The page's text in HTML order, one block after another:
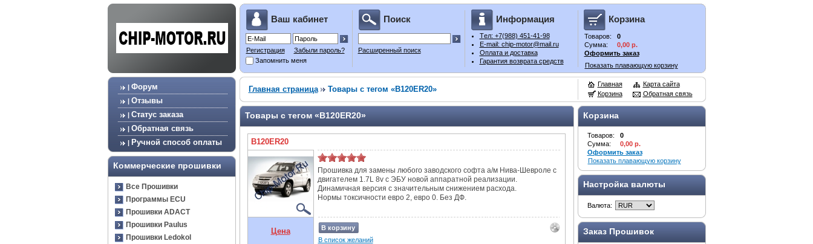
Ваш кабинет
Регистрация
Забыли пароль?
Запомнить меня
Поиск
Расширенный поиск
Информация
Tел: +7(988) 451-41-98
E-mail: chip-motor@mail.ru
Оплата и доставка
Гарантия возврата средств
Корзина
Товаров:
0
Сумма:
0,00 р.
Оформить заказ
Показать плавающую корзину
| Форум
| Отзывы
| Статус заказа
| Обратная связь
| Ручной способ оплаты
Коммерческие прошивки
Все Прошивки
Программы ECU
Прошивки ADACT
Прошивки Paulus
Прошивки Ledokol
Главная страница Товары с тегом «B120ER20»
Главная
Корзина
Карта сайта
Обратная связь
Корзина
Товаров:
0
Сумма:
0,00 р.
Оформить заказ
Показать плавающую корзину
Настройка валюты
Валюта:
Заказ Прошивок
Товары с тегом «B120ER20»
B120ER20
Прошивка для замены любого заводского софта а/м Нива-Шевроле с
двигателем 1.7L 8v с ЭБУ новой аппаратной реализации.
Динамичная версия с значительным снижением расхода.
Нормы токсичности евро 2, евро 0. Без ДФ.
Цена
В корзину
В список желаний